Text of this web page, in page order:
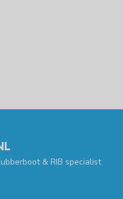
& RIB specialist